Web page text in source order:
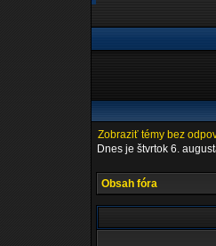
Zobraziť témy bez
Dnes je štvrtok 6.
Obsah fóra